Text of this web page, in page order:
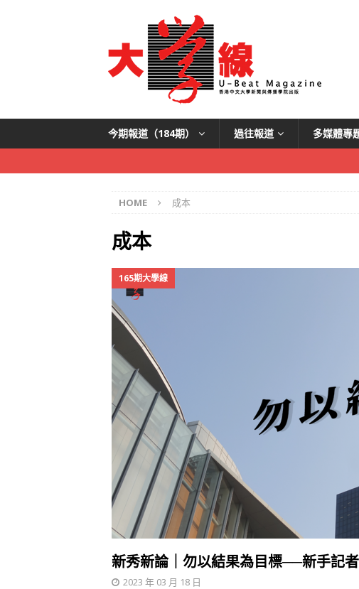
今期報道（184期） 過往報道 多媒體專
HOME 成本
成本
165期大學線
新秀新論｜勿以結果為目標──新手記
2023 年 03 月 18 日